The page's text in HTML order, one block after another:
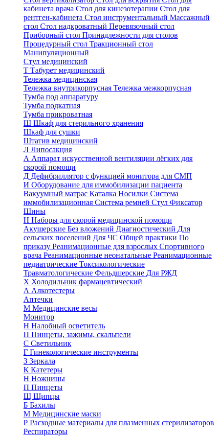
кабинета врача Стол для кинезотерапии Стол для
рентген-кабинета Стол инструментальный Массажный
стол Стол надкроватный Перевязочный стол
Приборный стол Принадлежности для столов
Процедурный стол Тракционный стол
Манипуляционный
Стул медицинский
Т Табурет медицинский
Тележка медицинская
Тележка внутрикорпусная Тележка межкорпусная
Тумба под аппаратуру
Тумба подкатная
Тумба прикроватная
Ш Шкаф для стерильного хранения
Шкаф для сушки
Штатив медицинский
Л Липосакция
А Аппарат искусственной вентиляции лёгких для
скорой помощи
Д Дефибриллятор с функцией монитора для СМП
И Оборудование для иммобилизации пациента
Вакуумный матрас Каталка Носилки Система
иммобилизационная Система ремней Стул Фиксатор
Шины
Н Наборы для скорой медицинской помощи
Акушерские Без вложений Диагностический Для
сельских поселений Для ЧС Общей практики По
приказу Реанимационные для взрослых Спортивного
врача Реанимационные неонатальные Реанимационные
педиатрические Токсикологические
Травматологические Фельдшерские Для РЖД
Х Холодильник фармацевтический
А Алкотестеры
Аптечки
М Медицинские весы
Монитор
Н Налобный осветитель
П Пинцеты, зажимы, скальпели
С Светильник
Г Гинекологические инструменты
З Зеркала
К Катетеры
Н Ножницы
П Пинцеты
Щ Щипцы
Б Бахилы
М Медицинские маски
Р Расходные материалы для плазменных стерилизаторов
Респираторы